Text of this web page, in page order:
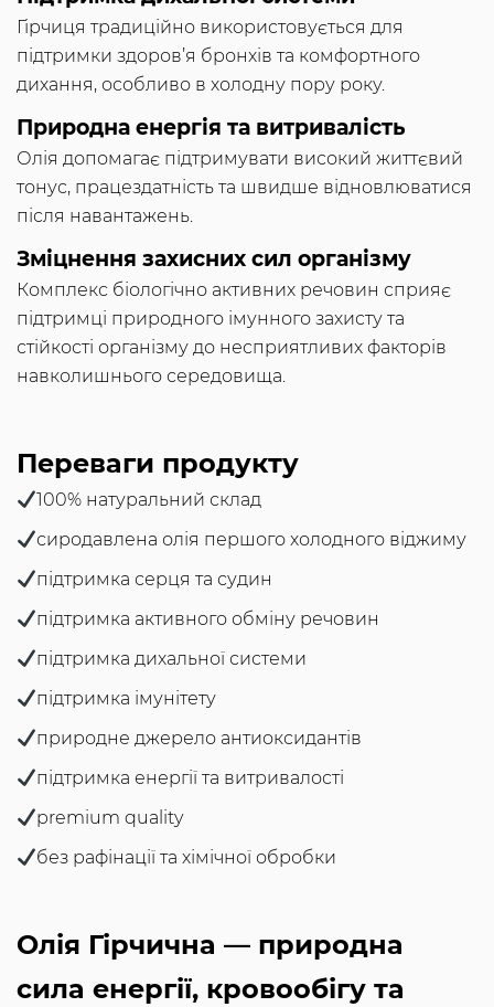
Гірчиця традиційно використовується для
підтримки здоров’я бронхів та комфортного
дихання, особливо в холодну пору року.
Природна енергія та витривалість
Олія допомагає підтримувати високий життєвий
тонус, працездатність та швидше відновлюватися
після навантажень.
Зміцнення захисних сил організму
Комплекс біологічно активних речовин сприяє
підтримці природного імунного захисту та
стійкості організму до несприятливих факторів
навколишнього середовища.
Переваги продукту
100% натуральний склад
сиродавлена олія першого холодного віджиму
підтримка серця та судин
підтримка активного обміну речовин
підтримка дихальної системи
підтримка імунітету
природне джерело антиоксидантів
підтримка енергії та витривалості
premium quality
без рафінації та хімічної обробки
Олія Гірчична — природна
сила енергії, кровообігу та